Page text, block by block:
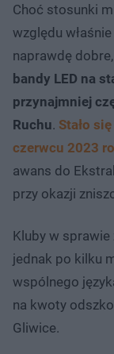
Choć stosunki
względu
naprawdę
bandy LED na
przynajmniej
Ruchu. Stało
czerwcu 2023
awans do
przy okazji
Kluby w sprawie
jednak po kilku
wspólnego
na kwoty
Gliwice.